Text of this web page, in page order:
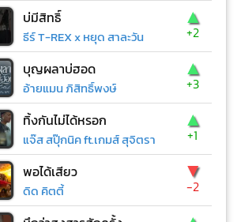
บ่มีสิทธิ์
ธีร์ T-REX x หยุด สาละวัน
▲
+2
บุญผลาบ่ฮอด
อ้ายแมน ภิสิทธิ์พงษ์
▲
+3
ทิ้งกันไม่ได้หรอก
แจ๊ส สปุ๊กนิค ft.เกมส์ สุจิตรา
▲
+1
พอได้เสียว
ดิด คิตตี้
▼
-2